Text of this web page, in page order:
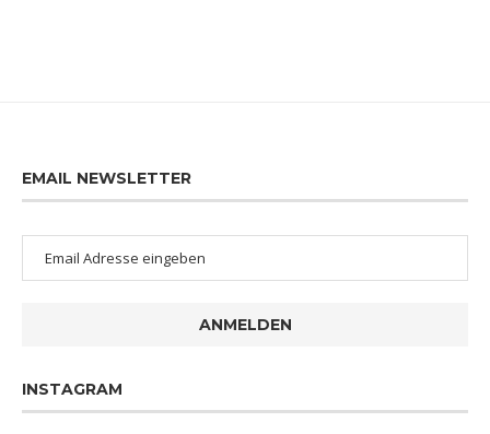
EMAIL NEWSLETTER
ANMELDEN
INSTAGRAM